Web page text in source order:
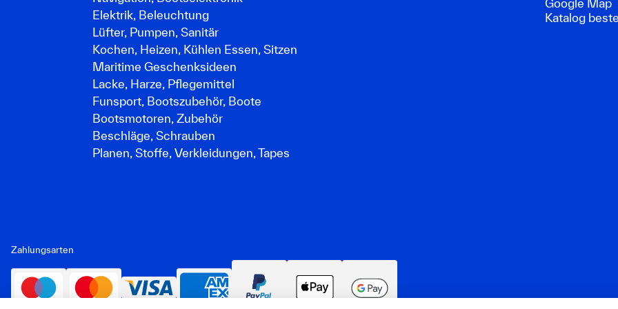
Elektrik, Beleuchtung
Lüfter, Pumpen, Sanitär
Kochen, Heizen, Kühlen Essen, Sitzen
Maritime Geschenksideen
Lacke, Harze, Pflegemittel
Funsport, Bootszubehör, Boote
Bootsmotoren, Zubehör
Beschläge, Schrauben
Planen, Stoffe, Verkleidungen, Tapes
Google Map
Katalog
Zahlungsarten